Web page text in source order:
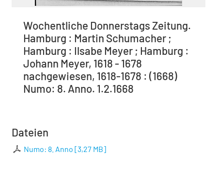
Wochentliche Donnerstags Zeitung.
Hamburg : Martin Schumacher ;
Hamburg : Ilsabe Meyer ; Hamburg :
Johann Meyer, 1618 - 1678
nachgewiesen, 1618-1678 : (1668)
Numo: 8. Anno. 1.2.1668
Dateien
Numo: 8. Anno [3,27 MB]